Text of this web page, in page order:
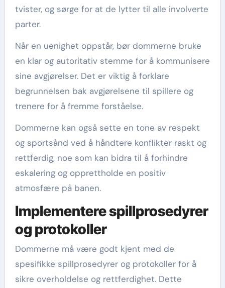
tvister, og sørge for at de lytter til alle involverte
parter.
Når en uenighet oppstår, bør dommerne bruke
en klar og autoritativ stemme for å kommunisere
sine avgjørelser. Det er viktig å forklare
begrunnelsen bak avgjørelsene til spillere og
trenere for å fremme forståelse.
Dommerne kan også sette en tone av respekt
og sportsånd ved å håndtere konflikter raskt og
rettferdig, noe som kan bidra til å forhindre
eskalering og opprettholde en positiv
atmosfære på banen.
Implementere spillprosedyrer
og protokoller
Dommerne må være godt kjent med de
spesifikke spillprosedyrer og protokoller for å
sikre overholdelse og rettferdighet. Dette